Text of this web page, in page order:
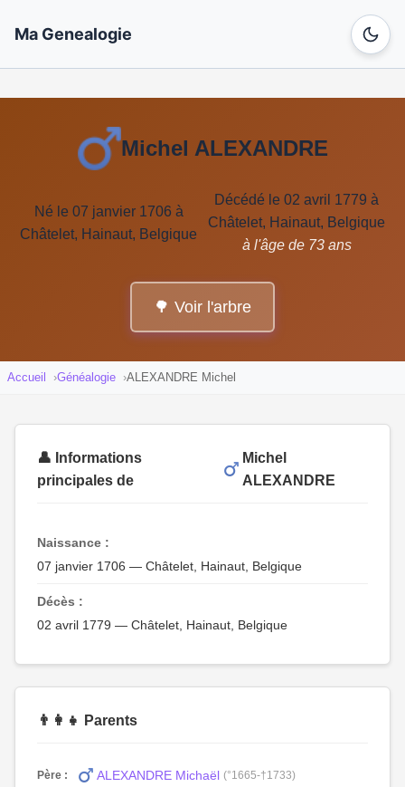
Ma Genealogie
Michel ALEXANDRE
Né le 07 janvier 1706 à
Châtelet, Hainaut, Belgique
Décédé le 02 avril 1779 à
Châtelet, Hainaut, Belgique
à l'âge de 73 ans
🌳 Voir l'arbre
Accueil Généalogie ALEXANDRE Michel
👤 Informations
principales de
Michel
ALEXANDRE
Naissance :
07 janvier 1706 — Châtelet, Hainaut, Belgique
Décès :
02 avril 1779 — Châtelet, Hainaut, Belgique
👨‍👩‍👧 Parents
Père : ALEXANDRE Michaël (°1665-†1733)